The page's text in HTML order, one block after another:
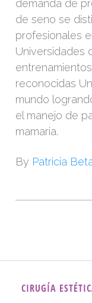
demanda de
de seno se
profesionales
Universidades
reconocidas
mundo
el manejo de
mamaria.
By Patricia
CIRUGÍA